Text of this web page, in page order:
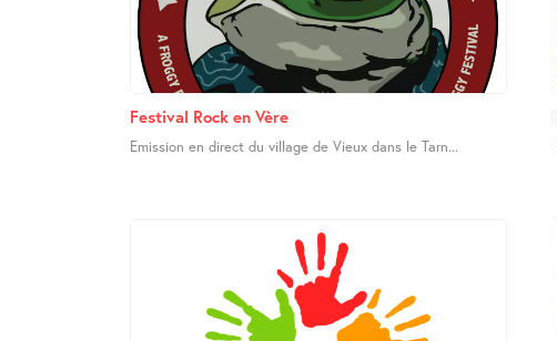
Festival Rock en Vère
Emission en direct du village de Vieux dans le Tarn...